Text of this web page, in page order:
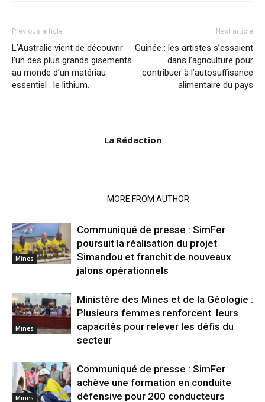
Previous article
L’Australie vient de découvrir
l’un des plus grands gisements
au monde d’un matériau
essentiel : le lithium.
Next article
Guinée : les artistes s’essaient
dans l’agriculture pour
contribuer à l’autosuffisance
alimentaire du pays
La Rédaction
MORE FROM AUTHOR
Mines
Communiqué de presse : SimFer
poursuit la réalisation du projet
Simandou et franchit de nouveaux
jalons opérationnels
Mines
Ministère des Mines et de la Géologie :
Plusieurs femmes renforcent leurs
capacités pour relever les défis du
secteur
Mines
Communiqué de presse : SimFer
achève une formation en conduite
défensive pour 200 conducteurs